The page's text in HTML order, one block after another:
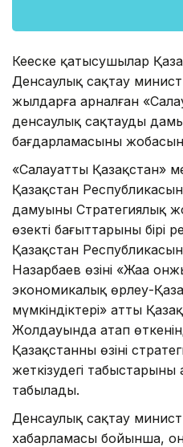
Кеңеске қатысушылар
Денсаулық сақтау
жылдарға арналған
денсаулық сақтауды
бағдарламасының
«Салауатты Қазақстан»
Қазақстан
дамуының Стратегиялық
өзекті бағыттарының бірі
Қазақстан
Назарбаев өзінің «Жаңа
экономикалық өрлеу-
мүмкіндіктері» атты
Жолдауында атап
Қазақстанның өзінің
жеткізудегі
табылады.
Денсаулық сақтау
хабарламасы бойынша,